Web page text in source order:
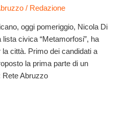
/ Redazione
oggi pomeriggio, Nicola Di
civica “Metamorfosi”, ha
città. Primo dei candidati a
la prima parte di un
Abruzzo